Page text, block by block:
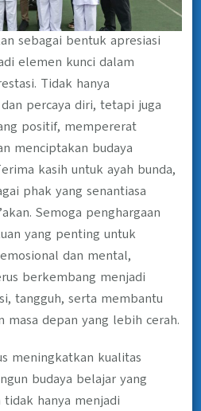
sebagai bentuk apresiasi
elemen kunci dalam
Tidak hanya
percaya diri, tetapi juga
positif, mempererat
menciptakan budaya
kasih untuk ayah bunda,
phak yang senantiasa
Semoga penghargaan
yang penting untuk
dan mental,
berkembang menjadi
tangguh, serta membantu
masa depan yang lebih cerah.
meningkatkan kualitas
budaya belajar yang
hanya menjadi